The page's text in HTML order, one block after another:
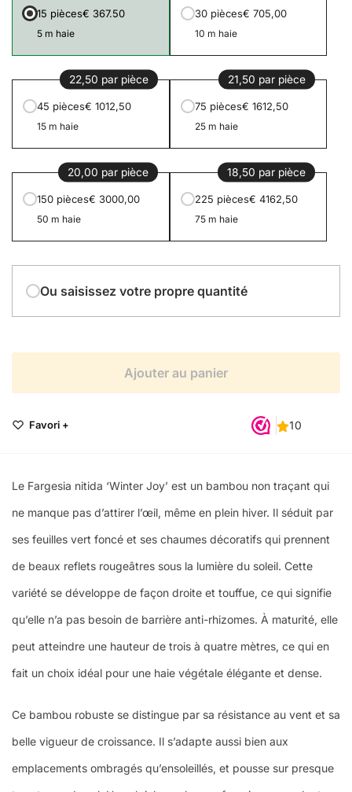
15 pièces€ 367.50
5 m haie
30 pièces€ 705,00
10 m haie
22,50 par pièce
45 pièces€ 1012,50
15 m haie
21,50 par pièce
75 pièces€ 1612,50
25 m haie
20,00 par pièce
150 pièces€ 3000,00
50 m haie
18,50 par pièce
225 pièces€ 4162,50
75 m haie
Ou saisissez votre propre quantité
Ajouter au panier
Favori +
Le Fargesia nitida ‘Winter Joy’ est un bambou non traçant qui
ne manque pas d’attirer l’œil, même en plein hiver. Il séduit par
ses feuilles vert foncé et ses chaumes décoratifs qui prennent
de beaux reflets rougeâtres sous la lumière du soleil. Cette
variété se développe de façon droite et touffue, ce qui signifie
qu’elle n’a pas besoin de barrière anti-rhizomes. À maturité, elle
peut atteindre une hauteur de trois à quatre mètres, ce qui en
fait un choix idéal pour une haie végétale élégante et dense.
Ce bambou robuste se distingue par sa résistance au vent et sa
belle vigueur de croissance. Il s’adapte aussi bien aux
emplacements ombragés qu’ensoleillés, et pousse sur presque